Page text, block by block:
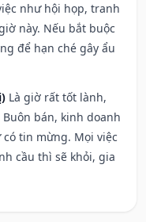
như hội họp, tranh
này. Nếu bắt buộc
để hạn ché gây ẩu
Là giờ rất tốt lành,
bán, kinh doanh
tin mừng. Mọi việc
cầu thì sẽ khỏi, gia